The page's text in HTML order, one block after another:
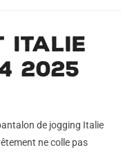
Italie
2025
de jogging Italie
ne colle pas